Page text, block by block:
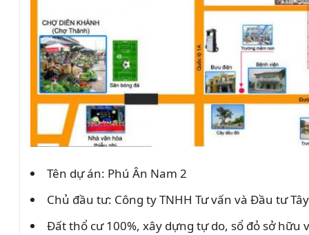
Tên dự án: Phú Ân Nam 2
Chủ đầu tư: Công ty TNHH Tư vấn và Đầu tư
Đất thổ cư 100%, xây dựng tự do, sổ đỏ sở hữu